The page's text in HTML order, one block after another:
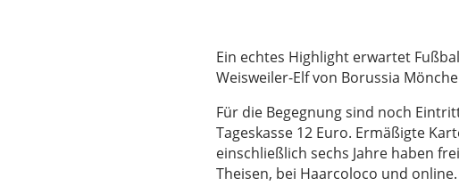
Ein echtes Highlight erwartet
Weisweiler-Elf von Borussia
Für die Begegnung sind noch
Tageskasse 12 Euro. Ermäßigte
einschließlich sechs Jahre haben
Theisen, bei Haarcoloco und online.